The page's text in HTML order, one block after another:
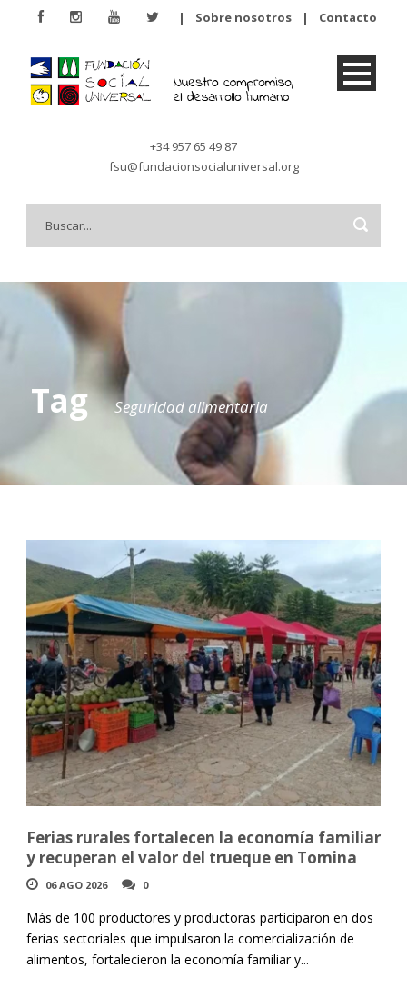
| Sobre nosotros | Contacto
+34 957 65 49 87
fsu@fundacionsocialuniversal.org
Tag Seguridad alimentaria
Ferias rurales fortalecen la economía familiar
y recuperan el valor del trueque en Tomina
06 AGO 2026 0
Más de 100 productores y productoras participaron en dos
ferias sectoriales que impulsaron la comercialización de
alimentos, fortalecieron la economía familiar y...